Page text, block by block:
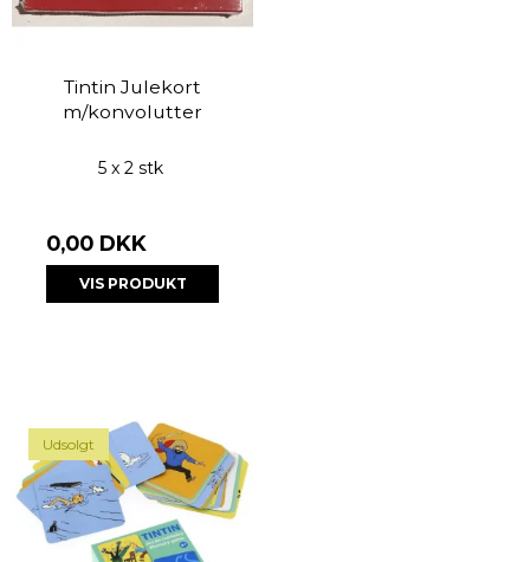
Tintin Julekort
m/konvolutter
5 x 2 stk
0,00 DKK
VIS PRODUKT
Udsolgt